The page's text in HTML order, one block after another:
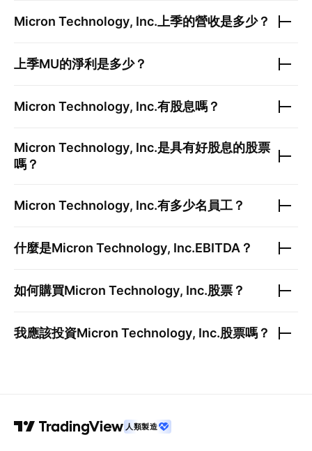
Micron Technology, Inc. 上季的營收是多少？
上季MU的淨利是多少？
Micron Technology, Inc.有股息嗎？
Micron Technology, Inc.是具有好股息的股票
嗎？
Micron Technology, Inc.有多少名員工？
什麼是Micron Technology, Inc.EBITDA？
如何購買Micron Technology, Inc.股票？
我應該投資Micron Technology, Inc.股票嗎？
人類製造